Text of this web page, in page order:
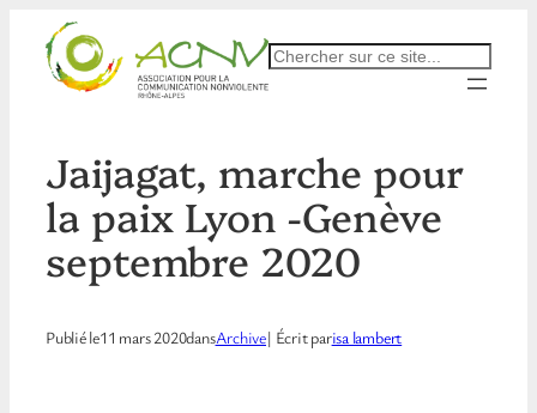
contenu
Rechercher
Jaijagat, marche pour
la paix Lyon -Genève
septembre 2020
Publié le11 mars 2020dansArchive| Écrit parisa lambert